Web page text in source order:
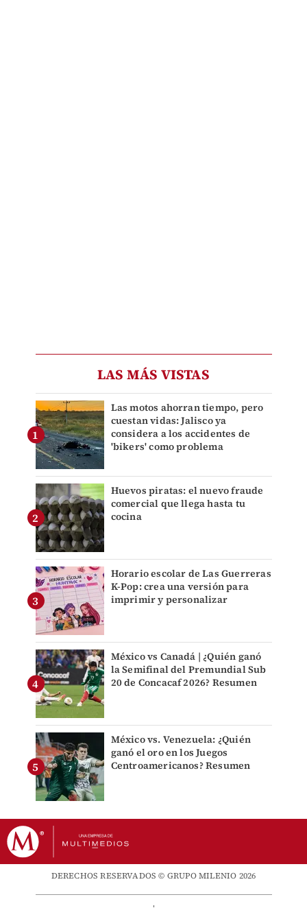
LAS MÁS VISTAS
Las motos ahorran tiempo, pero
cuestan vidas: Jalisco ya
considera a los accidentes de
'bikers' como problema
Huevos piratas: el nuevo fraude
comercial que llega hasta tu
cocina
Horario escolar de Las Guerreras
K-Pop: crea una versión para
imprimir y personalizar
México vs Canadá | ¿Quién ganó
la Semifinal del Premundial Sub
20 de Concacaf 2026? Resumen
México vs. Venezuela: ¿Quién
ganó el oro en los Juegos
Centroamericanos? Resumen
DERECHOS RESERVADOS © GRUPO MILENIO 2026